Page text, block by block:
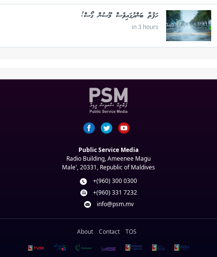
ހަފުތާ ބަންދުގައިވެސް މޫސުން ގޯސް!
in 3 hours
Public Service Media
Radio Building, Ameenee Magu
Male', 20331, Republic of Maldives
+(960) 300 0300
+(960) 331 7232
info@psm.mv
About Contact TOS